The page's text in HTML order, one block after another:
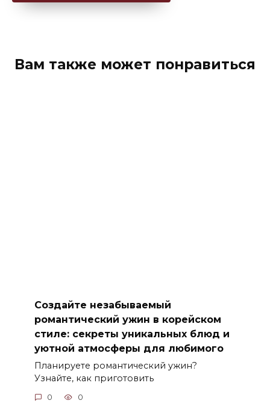
Вам также может понравиться
Создайте незабываемый
романтический ужин в корейском
стиле: секреты уникальных блюд и
уютной атмосферы для любимого
Планируете романтический ужин?
Узнайте, как приготовить
0 0